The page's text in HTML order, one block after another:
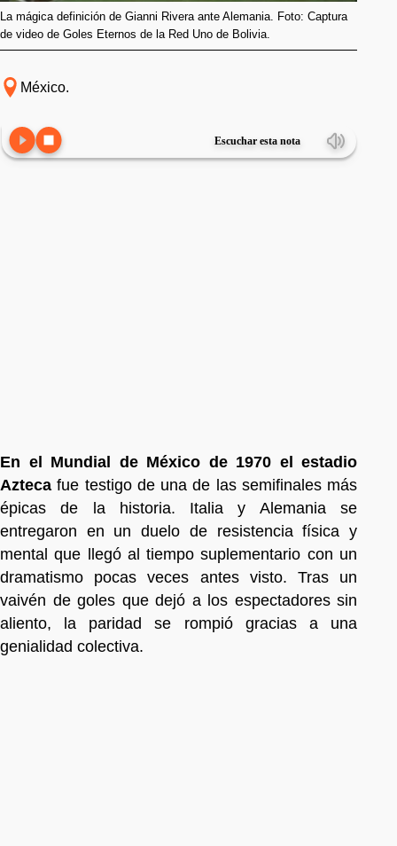
La mágica definición de Gianni Rivera ante Alemania. Foto: Captura
de video de Goles Eternos de la Red Uno de Bolivia.
México.
Escuchar esta nota
En el Mundial de México de 1970 el estadio
Azteca fue testigo de una de las semifinales más
épicas de la historia. Italia y Alemania se
entregaron en un duelo de resistencia física y
mental que llegó al tiempo suplementario con un
dramatismo pocas veces antes visto. Tras un
vaivén de goles que dejó a los espectadores sin
aliento, la paridad se rompió gracias a una
genialidad colectiva.